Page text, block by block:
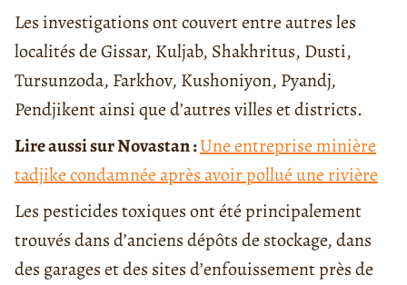
Les investigations ont couvert entre autres les
localités de Gissar, Kuljab, Shakhritus, Dusti,
Tursunzoda, Farkhov, Kushoniyon, Pyandj,
Pendjikent ainsi que d’autres villes et districts.
Lire aussi sur Novastan :Une entreprise minière
tadjike condamnée après avoir pollué une rivière
Les pesticides toxiques ont été principalement
trouvés dans d’anciens dépôts de stockage, dans
des garages et des sites d’enfouissement près de